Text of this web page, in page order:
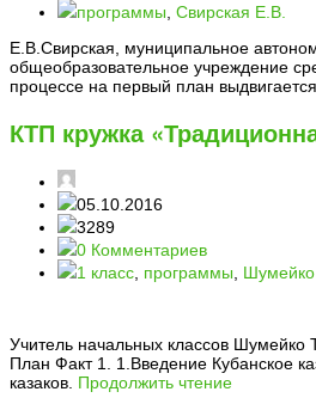
программы Свирская Е.В.
Е.В.Свирская, муниципальное
общеобразовательное учреждение
процессе на первый план
КТП кружка
05.10.2016
3289
0 Комментариев
1 класс программы Шумейко
Учитель начальных классов
План Факт 1. 1.Введение Кубанское
казаков. Продолжить чтение